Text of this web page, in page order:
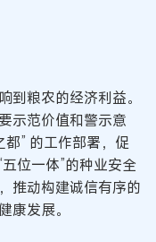
到粮农的经济利益。
示范价值和警示意
” 的工作部署，促
位一体”的种业安全
推动构建诚信有序的
康发展。